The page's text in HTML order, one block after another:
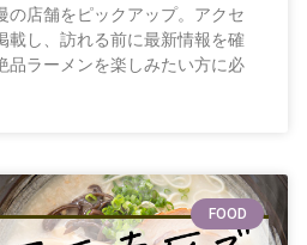
の店舗をピックアップ。アクセ
載し、訪れる前に最新情報を確
品ラーメンを楽しみたい方に必
FOOD